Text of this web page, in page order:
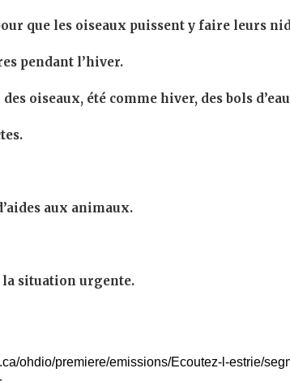
que les oiseaux puissent y faire leurs
pendant l’hiver.
oiseaux, été comme hiver, des bols
aux animaux.
situation urgente.
ohdio/premiere/emissions/Ecoutez-l-estrie/